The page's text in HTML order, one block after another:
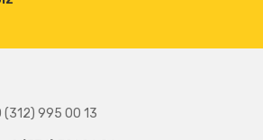
(312) 995 00 13